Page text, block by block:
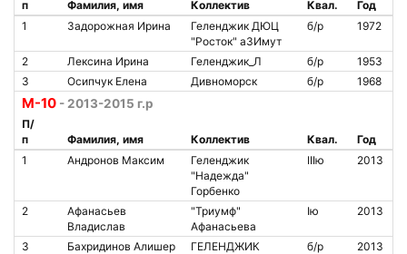
п Фамилия, имя Коллектив Квал.
Год
1
Задорожная Ирина
Геленджик ДЮЦ
"Росток" аЗИмут
б/р 1972
2 Лексина Ирина Геленджик_Л б/р
1953
3
Осипчук Елена Дивноморск б/р 1968
М-10 - 2013-2015 г.р
П/
п
Фамилия, имя Коллектив Квал.
Год
1
Андронов Максим
Геленджик
"Надежда"
Горбенко
IIIю 2013
2
Афанасьев
Владислав
"Триумф"
Афанасьева
Iю 2013
3 Бахридинов Алишер
ГЕЛЕНДЖИК
б/р 2013